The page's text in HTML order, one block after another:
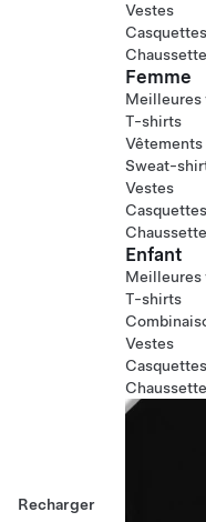
Recharger
Vestes
Femme
Meilleures
T-shirts
Vêtements
Sweat-
Vestes
Enfant
Meilleures
T-shirts
Vestes